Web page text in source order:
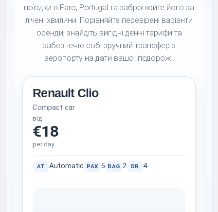
поїздки в Faro, Portugal та забронюйте його за
лічені хвилини. Порівняйте перевірені варіанти
оренди, знайдіть вигідні денні тарифи та
забезпечте собі зручний трансфер з
аеропорту на дати вашої подорожі.
Renault Clio
Compact car
від
€18
per day
AT Automatic PAX 5 BAG 2 DR 4